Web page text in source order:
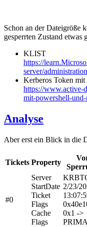
Schon an der Dateigröße
gesperrten Zustand etwas
KLIST
https://
server/
Kerberos Token mit
https://www.active-
mit-powershell-und-
Analyse
Aber erst ein Blick in die
Tickets Property
#0
Server
StartDate
Ticket
Flags
Cache
Flags
2/23/
0x1 ->